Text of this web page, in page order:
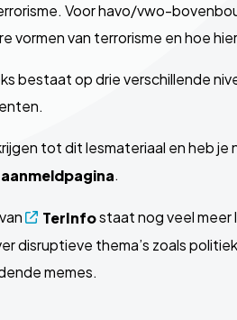
Voor havo/vwo-
vormen van terrorisme en hoe
bestaat op drie verschillende
tot dit lesmateriaal en heb
.
TerInfostaat nog veel meer
disruptieve thema’s zoals
memes.